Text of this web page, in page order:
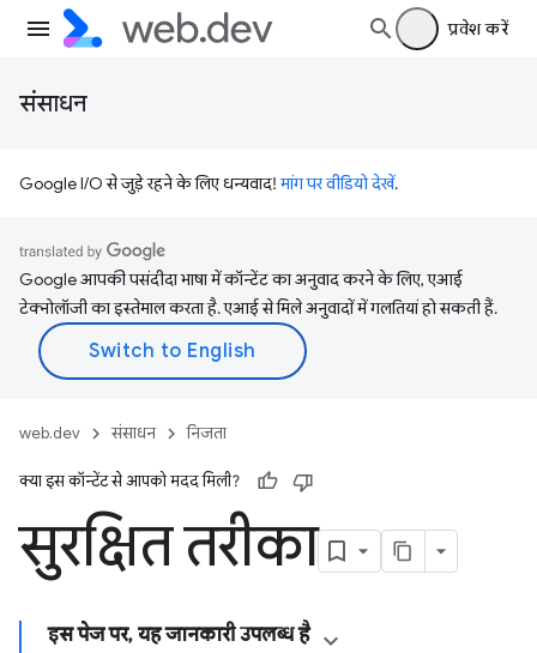
प्रवेश करें
संसाधन
Google I/O से जुड़े रहने के लिए धन्यवाद!मांग पर वीडियो देखें.
Google आपकी पसंदीदा भाषा में कॉन्टेंट का अनुवाद करने के लिए, एआई
टेक्नोलॉजी का इस्तेमाल करता है. एआई से मिले अनुवादों में गलतियां हो सकती हैं.
web.dev संसाधन निजता
क्या इस कॉन्टेंट से आपको मदद मिली?
सुरक्षित तरीका
इस पेज पर, यह जानकारी उपलब्ध है